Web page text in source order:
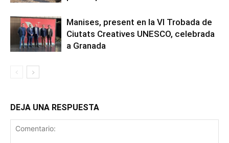
Manises, present en la VI Trobada de
Ciutats Creatives UNESCO, celebrada
a Granada
DEJA UNA RESPUESTA